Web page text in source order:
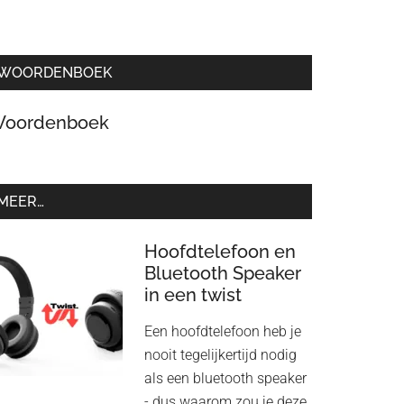
Hoofdtelefoon en
Bluetooth Speaker
in een twist
Een hoofdtelefoon heb je
nooit tegelijkertijd nodig
als een bluetooth speaker